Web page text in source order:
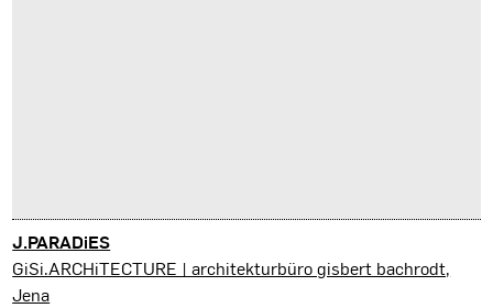
J.PARADiES
Jena
GiSi.ARCHiTECTURE | architekturbüro gisbert bachrodt,
Jena